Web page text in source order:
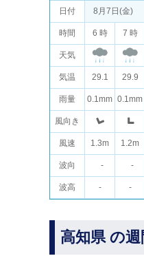
日付
時間
天気
気温
雨量
風向き
風速
波向
波高
8月7日(金)
6 時 7 時
29.1 29.9
0.1mm 0.1mm
1.3m 1.2m
- -
- -
高知県 の